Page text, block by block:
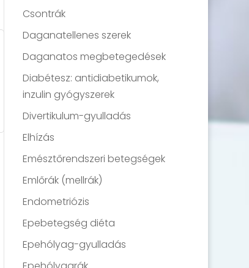
Csontrák
Daganatellenes szerek
Daganatos megbetegedések
Diabétesz: antidiabetikumok,
inzulin gyógyszerek
Divertikulum-gyulladás
Elhízás
Emésztőrendszeri betegségek
Emlőrák (mellrák)
Endometriózis
Epebetegség diéta
Epehólyag-gyulladás